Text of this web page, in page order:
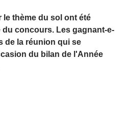
thème du sol ont été
concours. Les gagnant-e-
de la réunion qui se
du bilan de l'Année